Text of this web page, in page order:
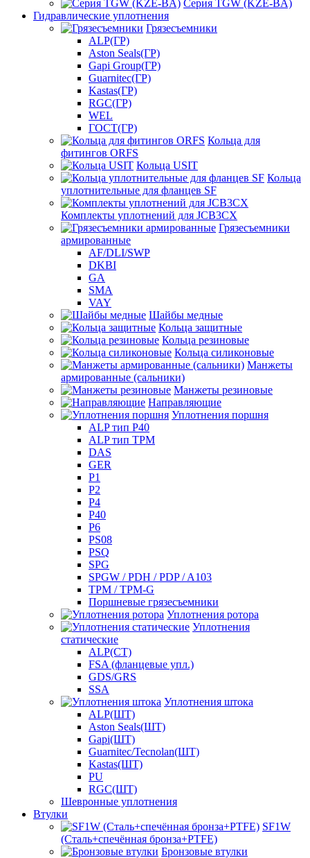
Серия TGW (KZE-BA)
Гидравлические уплотнения
Грязесъемники
ALP(ГР)
Aston Seals(ГР)
Gapi Group(ГР)
Guarnitec(ГР)
Kastas(ГР)
RGC(ГР)
WEL
ГОСТ(ГР)
Кольца для
фитингов ORFS
Кольца USIT
Кольца
уплотнительные для фланцев SF
Комплекты уплотнений для JCB3CX
Грязесъемники
армированные
AF/DLI/SWP
DKBI
GA
SMA
VAY
Шайбы медные
Кольца защитные
Кольца резиновые
Кольца силиконовые
Манжеты
армированные (сальники)
Манжеты резиновые
Направляющие
Уплотнения поршня
ALP тип P40
ALP тип TPM
DAS
GER
P1
P2
P4
P40
P6
PS08
PSQ
SPG
SPGW / PDH / PDP / A103
TPM / TPM-G
Поршневые грязесъемники
Уплотнения ротора
Уплотнения
статические
ALP(СТ)
FSA (фланцевые упл.)
GDS/GRS
SSA
Уплотнения штока
ALP(ШТ)
Aston Seals(ШТ)
Gapi(ШТ)
Guarnitec/Tecnolan(ШТ)
Kastas(ШТ)
PU
RGC(ШТ)
Шевронные уплотнения
Втулки
SF1W
(Сталь+спечённая бронза+PTFE)
Бронзовые втулки